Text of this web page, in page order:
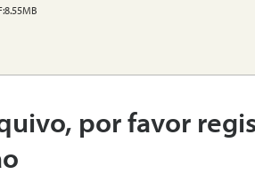
por favor